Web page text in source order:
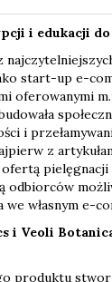
i edukacji do
start-up e-
oferowanymi
i
z
pielęgnacji
odbiorców
własnym e-
i Veoli
produktu